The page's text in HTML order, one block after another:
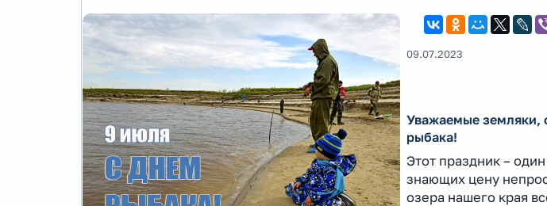
09.07.2023
Уважаемые земляки,
рыбака!
Этот праздник –
знающих цену
озера нашего края